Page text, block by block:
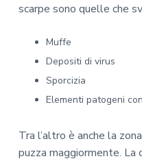
scarpe sono quelle che
Muffe
Depositi di virus
Sporcizia
Elementi patogeni
Tra l’altro è anche la
puzza maggiormente. La